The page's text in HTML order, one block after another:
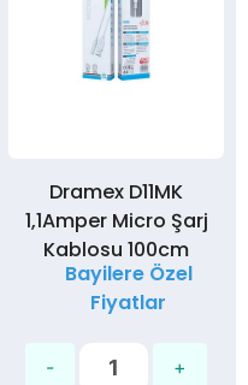
Dramex D11MK
1,1Amper Micro Şarj
Kablosu 100cm
Bayilere Özel
Fiyatlar